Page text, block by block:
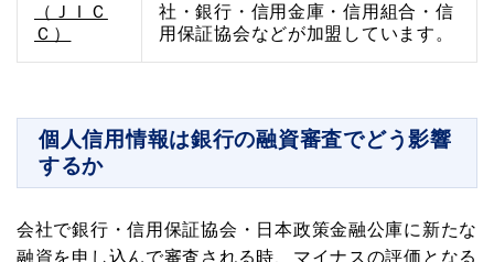
（ＪＩＣ
Ｃ）
社・銀行・信用金庫・信用組合・信
用保証協会などが加盟しています。
個人信用情報は銀行の融資審査でどう影響
するか
会社で銀行・信用保証協会・日本政策金融公庫に新たな
融資を申し込んで審査される時、マイナスの評価となる